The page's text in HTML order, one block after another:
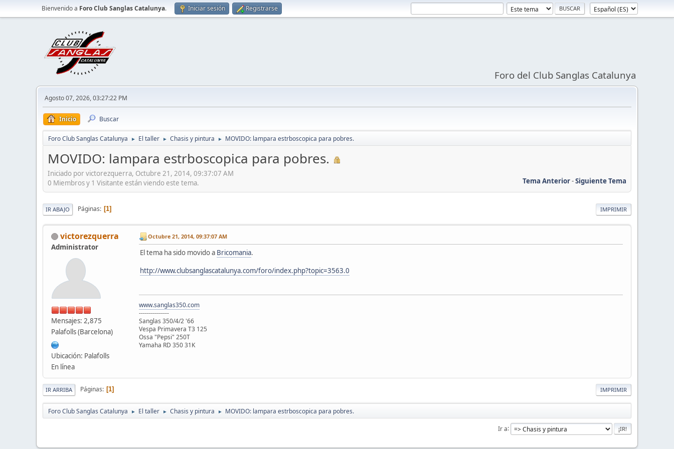
Bienvenido a Foro Club Sanglas Catalunya. Iniciar sesión Registrarse
Foro del Club Sanglas Catalunya
Agosto 07, 2026, 03:27:22 PM
Inicio Buscar
Foro Club Sanglas Catalunya ► El taller ► Chasis y pintura ► MOVIDO: lampara estrboscopica para pobres.
MOVIDO: lampara estrboscopica para pobres.
Iniciado por victorezquerra, Octubre 21, 2014, 09:37:07 AM
Tema Anterior-Siguiente Tema
0 Miembros y 1 Visitante están viendo este tema.
IMPRIMIR
IR ABAJO Páginas 1
victorezquerra
Administrator
Mensajes: 2,875
Palafolls (Barcelona)
Ubicación: Palafolls
En línea
Octubre 21, 2014, 09:37:07 AM
El tema ha sido movido a Bricomania.
http://www.clubsanglascatalunya.com/foro/index.php?topic=3563.0
www.sanglas350.com
---------------
Sanglas 350/4/2 '66
Vespa Primavera T3 125
Ossa "Pepsi" 250T
Yamaha RD 350 31K
IMPRIMIR
IR ARRIBA Páginas 1
Foro Club Sanglas Catalunya ► El taller ► Chasis y pintura ► MOVIDO: lampara estrboscopica para pobres.
Ir a